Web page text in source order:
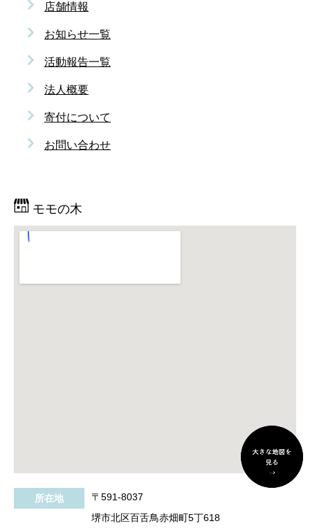
店舗情報
お知らせ一覧
活動報告一覧
法人概要
寄付について
お問い合わせ
モモの木
所在地
〒591-8037
堺市北区百舌鳥赤畑町5丁618